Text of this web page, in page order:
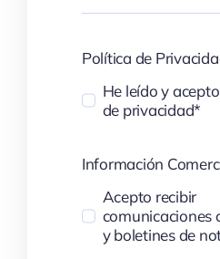
Política de
He leído y
de privacidad*
Información
Acepto recibir
comunicaciones
y boletines de